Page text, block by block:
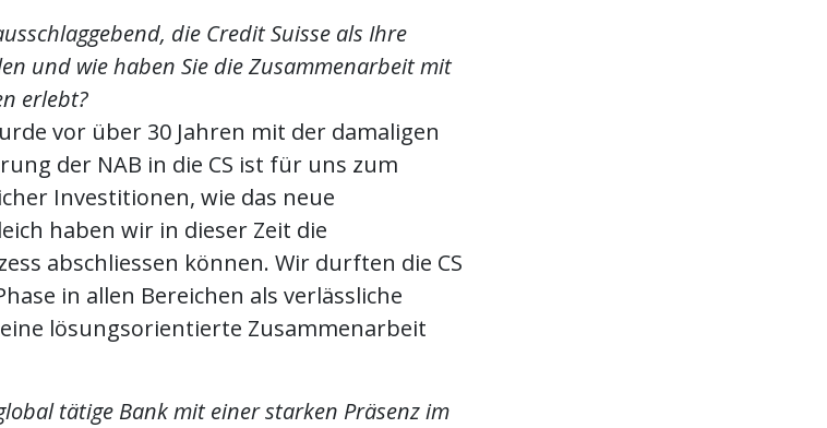
die Credit Suisse als Ihre
und wie haben Sie die Zusammenarbeit mit
erlebt?
vor über 30 Jahren mit der damaligen
der NAB in die CS ist für uns zum
Investitionen, wie das neue
haben wir in dieser Zeit die
abschliessen können. Wir durften die CS
in allen Bereichen als verlässliche
lösungsorientierte Zusammenarbeit
tätige Bank mit einer starken Präsenz im